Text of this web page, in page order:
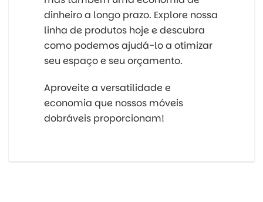
dinheiro a longo prazo. Explore nossa
linha de produtos hoje e descubra
como podemos ajudá-lo a otimizar
seu espaço e seu orçamento.
Aproveite a versatilidade e
economia que nossos móveis
dobráveis proporcionam!